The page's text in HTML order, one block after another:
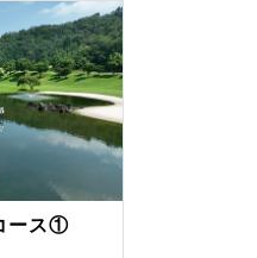
ース①